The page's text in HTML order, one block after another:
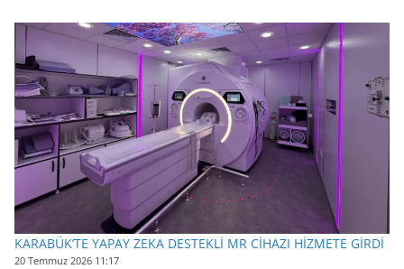
KARABÜK’TE YAPAY ZEKA DESTEKLİ MR CİHAZI HİZMETE GİRDİ
20 Temmuz 2026 11:17